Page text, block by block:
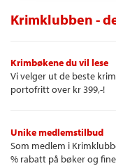
Krimklubben -
Krimbøkene du vil lese
Vi velger ut de beste
portofritt over kr 399,-!
Unike medlemstilbud
Som medlem i
% rabatt på bøker og